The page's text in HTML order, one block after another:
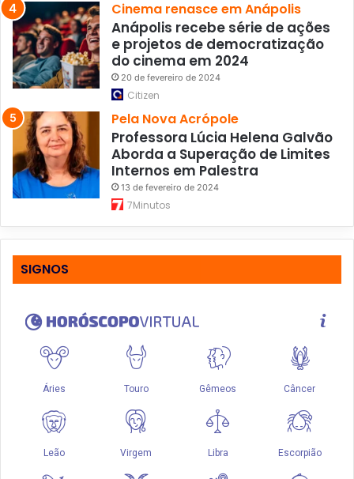
Cinema renasce em Anápolis
Anápolis recebe série de ações
e projetos de democratização
do cinema em 2024
20 de fevereiro de 2024
Citizen
Pela Nova Acrópole
Professora Lúcia Helena Galvão
Aborda a Superação de Limites
Internos em Palestra
13 de fevereiro de 2024
7Minutos
SIGNOS